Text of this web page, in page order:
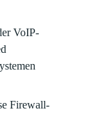
VoIP-
Firewall-